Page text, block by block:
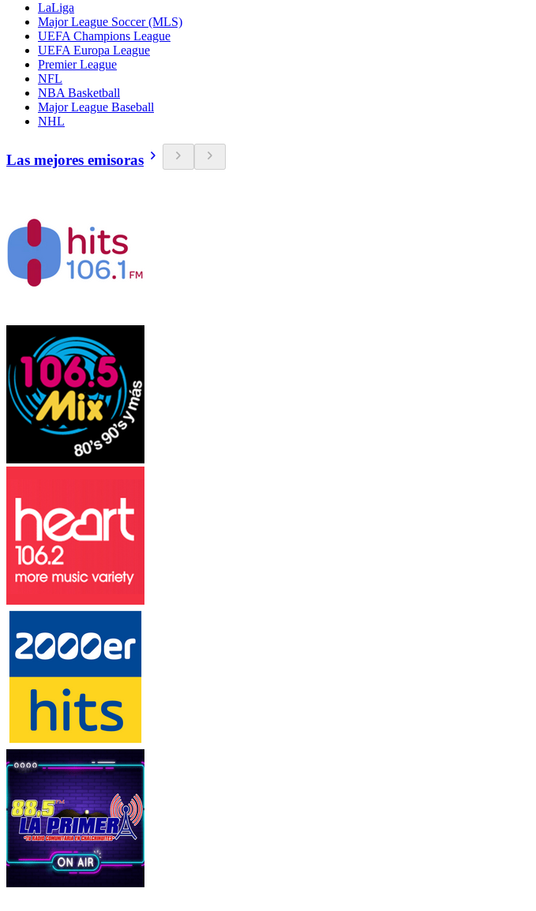
LaLiga
Major League Soccer (MLS)
UEFA Champions League
UEFA Europa League
Premier League
NFL
NBA Basketball
Major League Baseball
NHL
Las mejores emisoras